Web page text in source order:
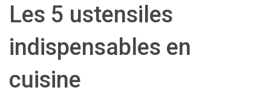
Les 5 ustensiles
indispensables en
cuisine